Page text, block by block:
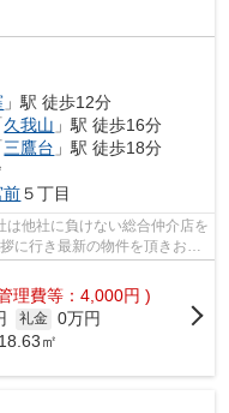
」駅 徒歩12分
久我山 」駅 徒歩16分
三鷹台 」駅 徒歩18分
前５丁目
は他社に負けない総合仲介店を
に行き最新の物件を頂きお客
理費等：4,000円 )
礼金 0万円
㎡